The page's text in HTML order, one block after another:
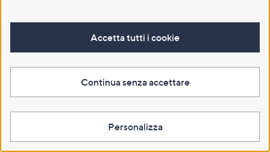
Più amato
Joachim Kaeser Dormire Diretto
Accetta tutti i cookie
Continua senza accettare
Personalizza